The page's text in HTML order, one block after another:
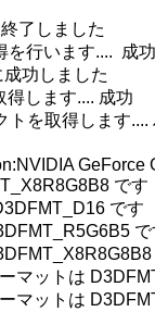
了しました
を行います....  成功
功しました
します.... 成功
を取得します
GeForce
です
です
で
マットは
マットは